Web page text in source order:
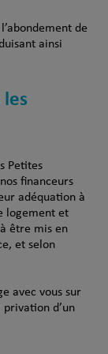
de
ainsi
Petites
financeurs
adéquation à
logement et
être mis en
et selon
avec vous sur
d’un